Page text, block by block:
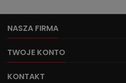
NASZA FIRMA
TWOJE KONTO
KONTAKT